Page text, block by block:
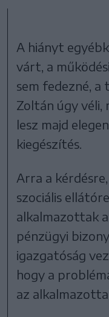
A hiányt
várt, a
sem fedezné, a
Zoltán úgy véli,
lesz majd
kiegészítés.
Arra a
szociális
alkalmazottak
pénzügyi
igazgatóság
hogy a
az